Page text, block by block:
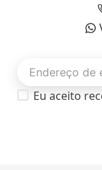
Eu aceito